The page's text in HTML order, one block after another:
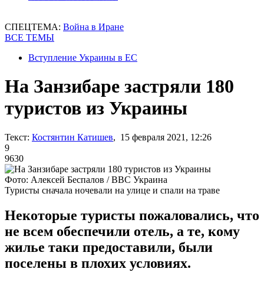
СПЕЦТЕМА: Война в Иране
ВСЕ ТЕМЫ
Вступление Украины в ЕС
На Занзибаре застряли 180
туристов из Украины
Текст: Костянтин Катишев, 15 февраля 2021, 12:26
9
9630
Фото: Алексей Беспалов / BBC Украина
Туристы сначала ночевали на улице и спали на траве
Некоторые туристы пожаловались, что
не всем обеспечили отель, а те, кому
жилье таки предоставили, были
поселены в плохих условиях.